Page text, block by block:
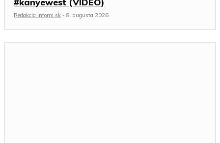
Redakcia Infomi.sk - 8. augusta 2026